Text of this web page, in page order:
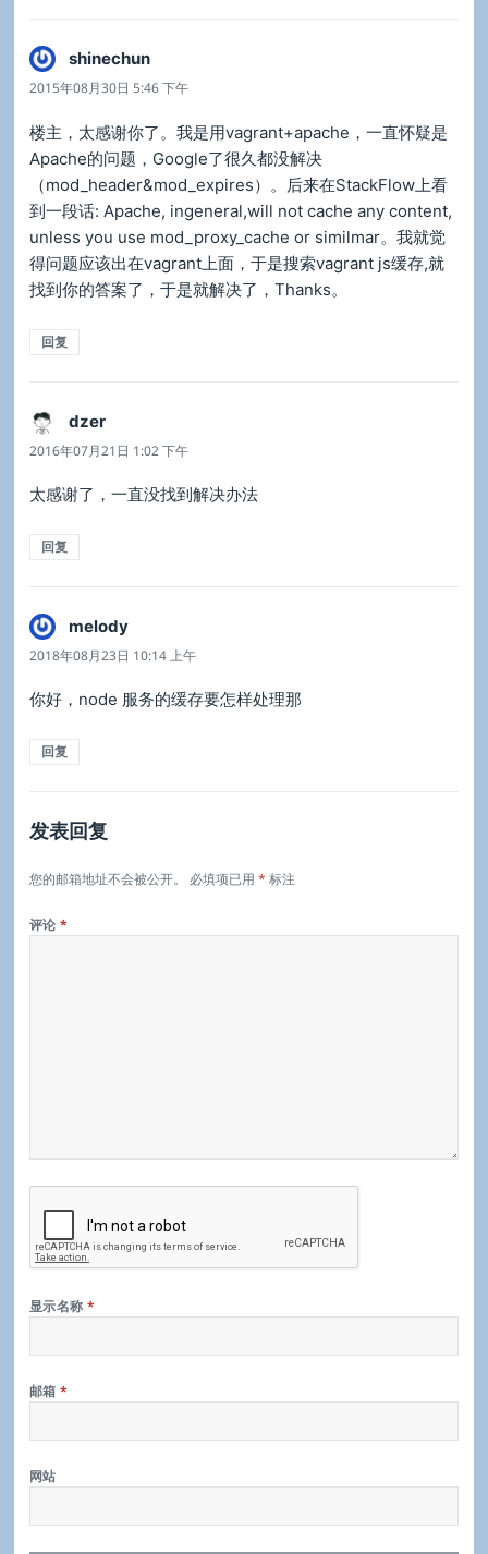
shinechun说
道：
2015年08月30日 5:46 下午
楼主，太感谢你了。我是用vagrant+apache，一直怀疑是
Apache的问题，Google了很久都没解决
（mod_header&mod_expires）。后来在StackFlow上看
到一段话: Apache, ingeneral,will not cache any content,
unless you use mod_proxy_cache or similmar。我就觉
得问题应该出在vagrant上面，于是搜索vagrant js缓存,就
找到你的答案了，于是就解决了，Thanks。
回复
dzer说
道：
2016年07月21日 1:02 下午
太感谢了，一直没找到解决办法
回复
melody说
道：
2018年08月23日 10:14 上午
你好，node 服务的缓存要怎样处理那
回复
发表回复
您的邮箱地址不会被公开。 必填项已用 * 标注
评论*
显示名称*
邮箱*
网站